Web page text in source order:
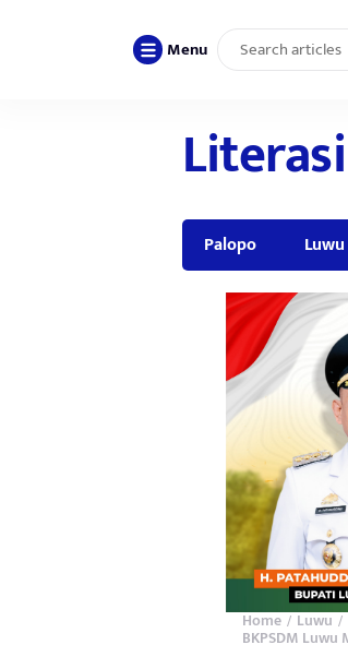
Menu
Palopo Luwu
Home / Luwu /
BKPSDM Luwu